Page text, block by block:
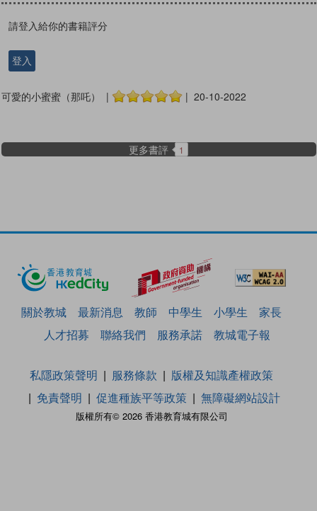
請登入給你的書籍評分
登入
可愛的小蜜蜜（那吒） | | 20-10-2022
更多書評 1
關於教城 最新消息 教師 中學生 小學生
家長
人才招募
聯絡我們 服務承諾 教城電子報
版權所有© 2026 香港教育城有限公司
私隱政策聲明 服務條款
版權及知識產權政策
免責聲明
促進種族平等政策 無障礙網站設計